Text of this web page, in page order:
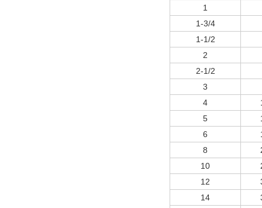
1
1-3/4
1-1/2
2
2-1/2
3
4
5
6
8
10
12
14